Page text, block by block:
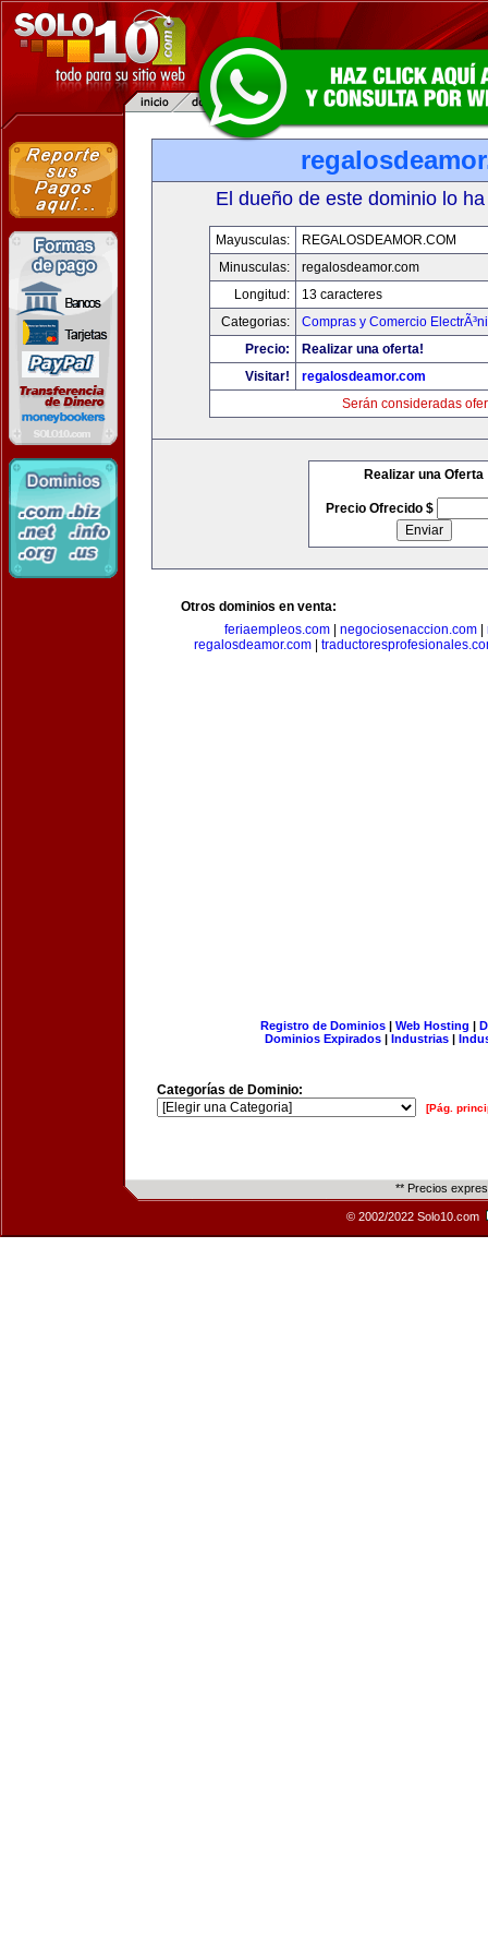
El dueño de este dominio lo
Mayusculas:
REGALOSDEAMOR.COM
Minusculas:
regalosdeamor.com
Longitud:
13 caracteres
Categorias:
Compras y Comercio
Precio:
Realizar una oferta!
Visitar!
regalosdeamor.com
Serán consideradas
Realizar una Oferta
Precio Ofrecido $
Otros dominios en venta:
feriaempleos.com
negociosenaccion.com
regalosdeamor.com
Registro de Dominios| Web Hosting |
Dominios Expirados | Industrias |
Categorías de Dominio:
[Pág.
** Precios
© 2002/2022 Solo10.com